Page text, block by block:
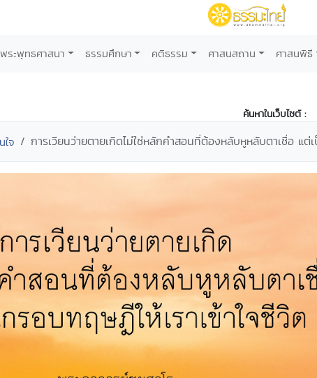
พระพุทธศาสนา ธรรมศึกษา คติธรรม ศาสนสถาน ศาสนพิธี
ค้นหาในเว็บไซต์ :
จ การเวียนว่ายตายเกิดไม่ใช่หลักคำสอนที่ต้องหลับหูหลับตาเชื่อ แต่